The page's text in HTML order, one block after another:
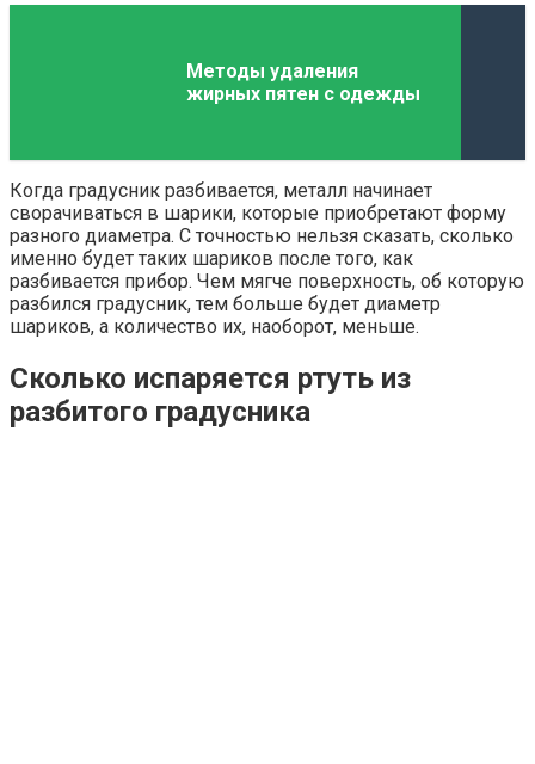
Методы удаления
жирных пятен с одежды
Когда градусник разбивается, металл начинает
сворачиваться в шарики, которые приобретают форму
разного диаметра. С точностью нельзя сказать, сколько
именно будет таких шариков после того, как
разбивается прибор. Чем мягче поверхность, об которую
разбился градусник, тем больше будет диаметр
шариков, а количество их, наоборот, меньше.
Сколько испаряется ртуть из
разбитого градусника